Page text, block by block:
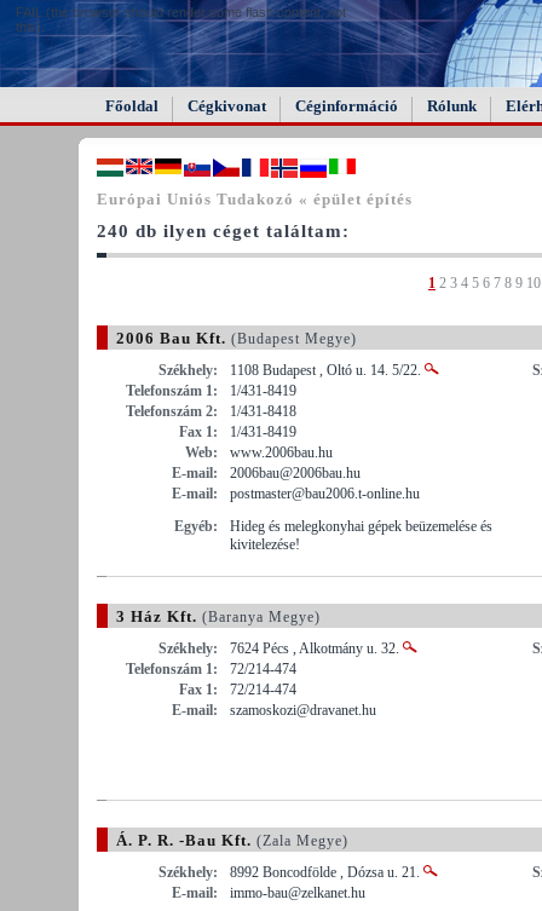
FAIL (the browser should render some flash content, not
this).
Főoldal Cégkivonat Céginformáció Rólunk
Európai Uniós Tudakozó « épület építés
240 db ilyen céget találtam:
1 2 3 4 5 6 7 8 9 10
2006 Bau Kft. (Budapest Megye)
Székhely:
1108 Budapest , Oltó u. 14. 5/22.
Telefonszám 1:
1/431-8419
Telefonszám 2:
1/431-8418
Fax 1:
1/431-8419
Web:
www.2006bau.hu
E-mail:
2006bau@2006bau.hu
E-mail:
postmaster@bau2006.t-online.hu
Egyéb:
Hideg és melegkonyhai gépek beüzemelése és
kivitelezése!
3 Ház Kft. (Baranya Megye)
Székhely:
7624 Pécs , Alkotmány u. 32.
Telefonszám 1:
72/214-474
Fax 1:
72/214-474
E-mail:
szamoskozi@dravanet.hu
Á. P. R. -Bau Kft. (Zala Megye)
Székhely:
8992 Boncodfölde , Dózsa u. 21.
E-mail:
immo-bau@zelkanet.hu